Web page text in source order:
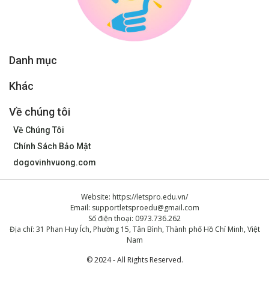
Danh mục
Khác
Về chúng tôi
Về Chúng Tôi
Chính Sách Bảo Mật
dogovinhvuong.com
Website: https://letspro.edu.vn/
Email: supportletsproedu@gmail.com
Số điện thoại: 0973.736.262
Địa chỉ: 31 Phan Huy Ích, Phường 15, Tân Bình, Thành phố Hồ Chí Minh, Việt
Nam
© 2024 - All Rights Reserved.